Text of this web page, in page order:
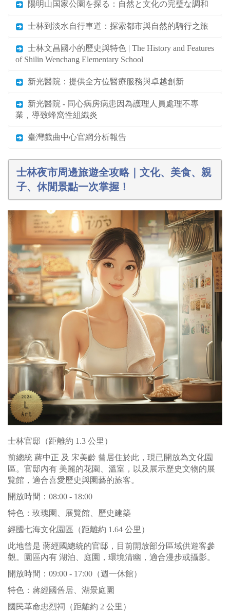
陽明山国家公園を探る：自然と文化の完璧な調和
士林到淡水自行車道：探索都市與自然的騎行之旅
士林文昌國小的歷史與特色 | The History and Features
of Shilin Wenchang Elementary School
新光醫院：提供全方位醫療服務與卓越創新
新光醫院 - 同心病房病患因為護理人員處理不專
業，導致蜂窩性組織炎
臺灣戲曲中心官網分析報告
士林夜市周邊旅遊全攻略｜文化、美食、親
子、休閒景點一次掌握！
士林官邸（距離約 1.3 公里）
前總統 蔣中正 及 宋美齡 曾居住於此，現已開放為文化園
區。官邸內有 美麗的花園、溫室，以及展示歷史文物的展
覽館，適合喜愛歷史與園藝的旅客。
開放時間：08:00 - 18:00
特色：玫瑰園、展覽館、歷史建築
經國七海文化園區（距離約 1.64 公里）
此地曾是 蔣經國總統的官邸，目前開放部分區域供遊客參
觀。園區內有 湖泊、庭園，環境清幽，適合漫步或攝影。
開放時間：09:00 - 17:00（週一休館）
特色：蔣經國舊居、湖景庭園
國民革命忠烈祠（距離約 2 公里）